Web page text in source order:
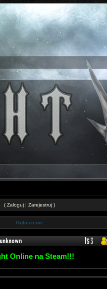
( Zaloguj| Zarejestruj)
Ogłoszenie
Online na Steam!!!